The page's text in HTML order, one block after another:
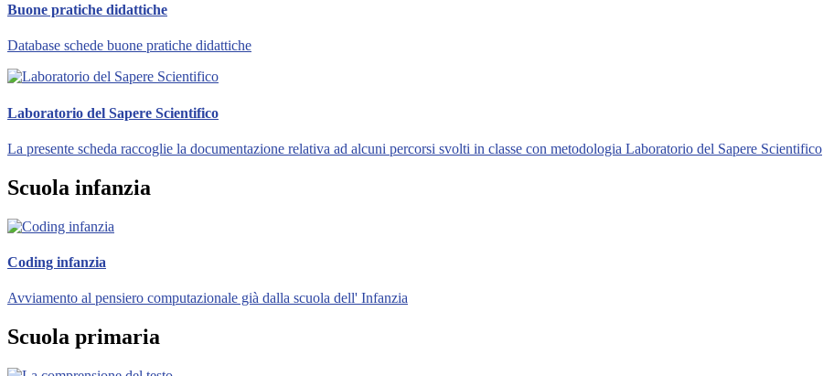
Buone pratiche didattiche
Database schede buone pratiche didattiche
Laboratorio del Sapere Scientifico
La presente scheda raccoglie la documentazione relativa ad alcuni percorsi svolti in classe con metodologia Laboratorio del Sapere Scientifico
Scuola infanzia
Coding infanzia
Avviamento al pensiero computazionale già dalla scuola dell' Infanzia
Scuola primaria